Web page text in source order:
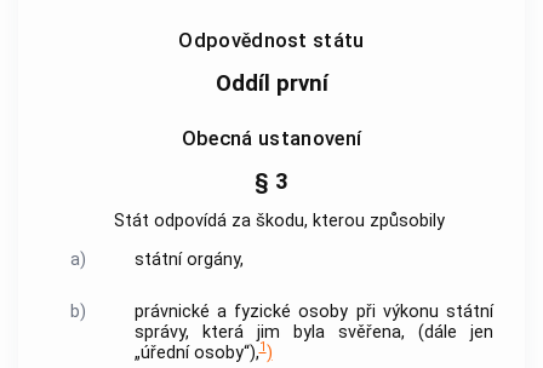
Odpovědnost státu
Oddíl první
Obecná ustanovení
§ 3
Stát odpovídá za škodu, kterou způsobily
a)
státní orgány,
b)
právnické a fyzické osoby při výkonu státní
správy, která jim byla svěřena, (dále jen
„úřední osoby“),1)